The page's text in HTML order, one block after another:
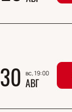
30 вс, 19:00
АВГ